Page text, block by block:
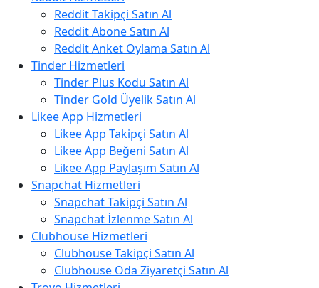
Reddit Takipçi Satın Al
Reddit Abone Satın Al
Reddit Anket Oylama Satın Al
Tinder Hizmetleri
Tinder Plus Kodu Satın Al
Tinder Gold Üyelik Satın Al
Likee App Hizmetleri
Likee App Takipçi Satın Al
Likee App Beğeni Satın Al
Likee App Paylaşım Satın Al
Snapchat Hizmetleri
Snapchat Takipçi Satın Al
Snapchat İzlenme Satın Al
Clubhouse Hizmetleri
Clubhouse Takipçi Satın Al
Clubhouse Oda Ziyaretçi Satın Al